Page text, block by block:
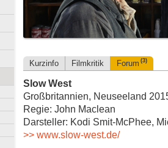
Kurzinfo Filmkritik Forum (3)
Slow West
Großbritannien, Neuseeland
Regie: John Maclean
Darsteller: Kodi Smit-McPhee,
>> www.slow-west.de/